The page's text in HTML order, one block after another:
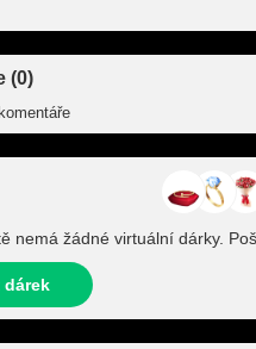
(0)
nemá žádné virtuální dárky.
dárek